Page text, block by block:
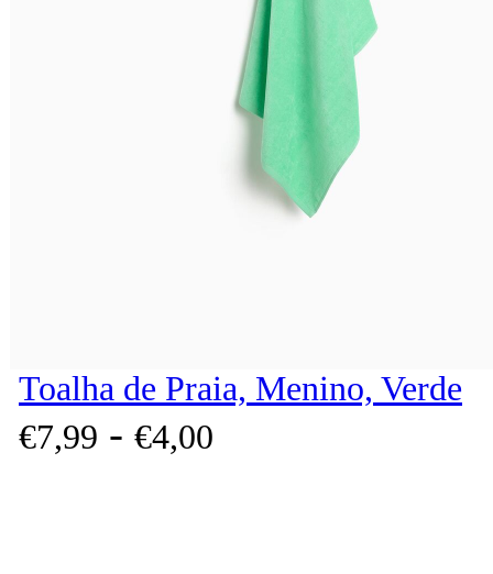
Toalha de Praia, Menino, Verde
€7,99 - €4,00